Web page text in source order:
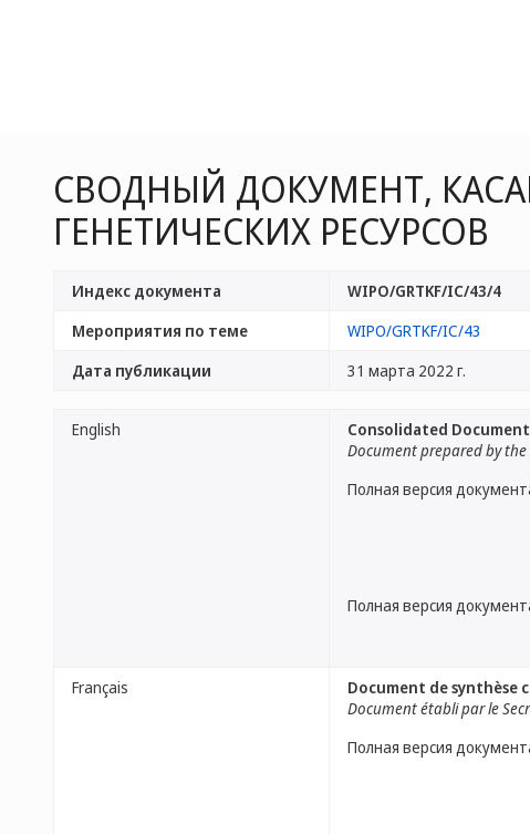
СВОДНЫЙ ДОКУМЕНТ,
ГЕНЕТИЧЕСКИХ РЕСУРСОВ
Индекс документа
WIPO/GRTKF/IC/43/4
Мероприятия по теме
WIPO/GRTKF/IC/43
Дата публикации
31 марта 2022 г.
English
Consolidated
Document prepared by
Полная версия
Полная версия
Français
Document de
Document établi par le
Полная версия